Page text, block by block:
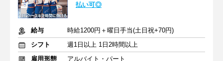
払い可◎
給与
時給1200円＋曜日手当(土日祝+70円)
シフト
週1日以上 1日2時間以上
雇用形態
アルバイト・パート